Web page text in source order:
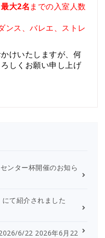
最大2名 までの入室人数
ス、バレエ、ストレ
けいたしますが、何
しくお願い申し上げ
ンター杯開催のお知ら
にて紹介されました
6/22 2026年6月22